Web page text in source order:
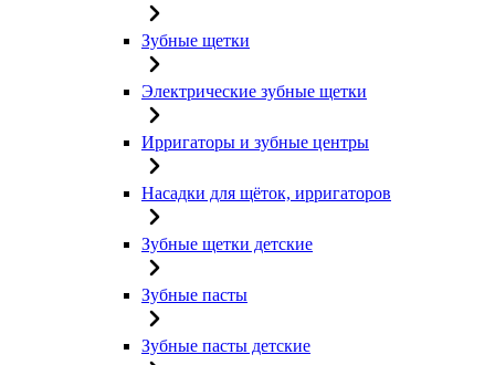
Зубные щетки
Электрические зубные щетки
Ирригаторы и зубные центры
Насадки для щёток, ирригаторов
Зубные щетки детские
Зубные пасты
Зубные пасты детские